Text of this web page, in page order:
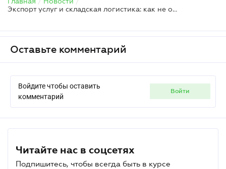
Экспорт услуг и складская логистика: как не ошибиться с налоговой накладной и валютными сроками
Оставьте комментарий
Войдите чтобы оставить
комментарий
войти
Читайте нас в соцсетях
Подпишитесь, чтобы всегда быть в курсе